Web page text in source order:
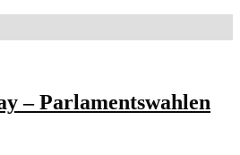
– Parlamentswahlen